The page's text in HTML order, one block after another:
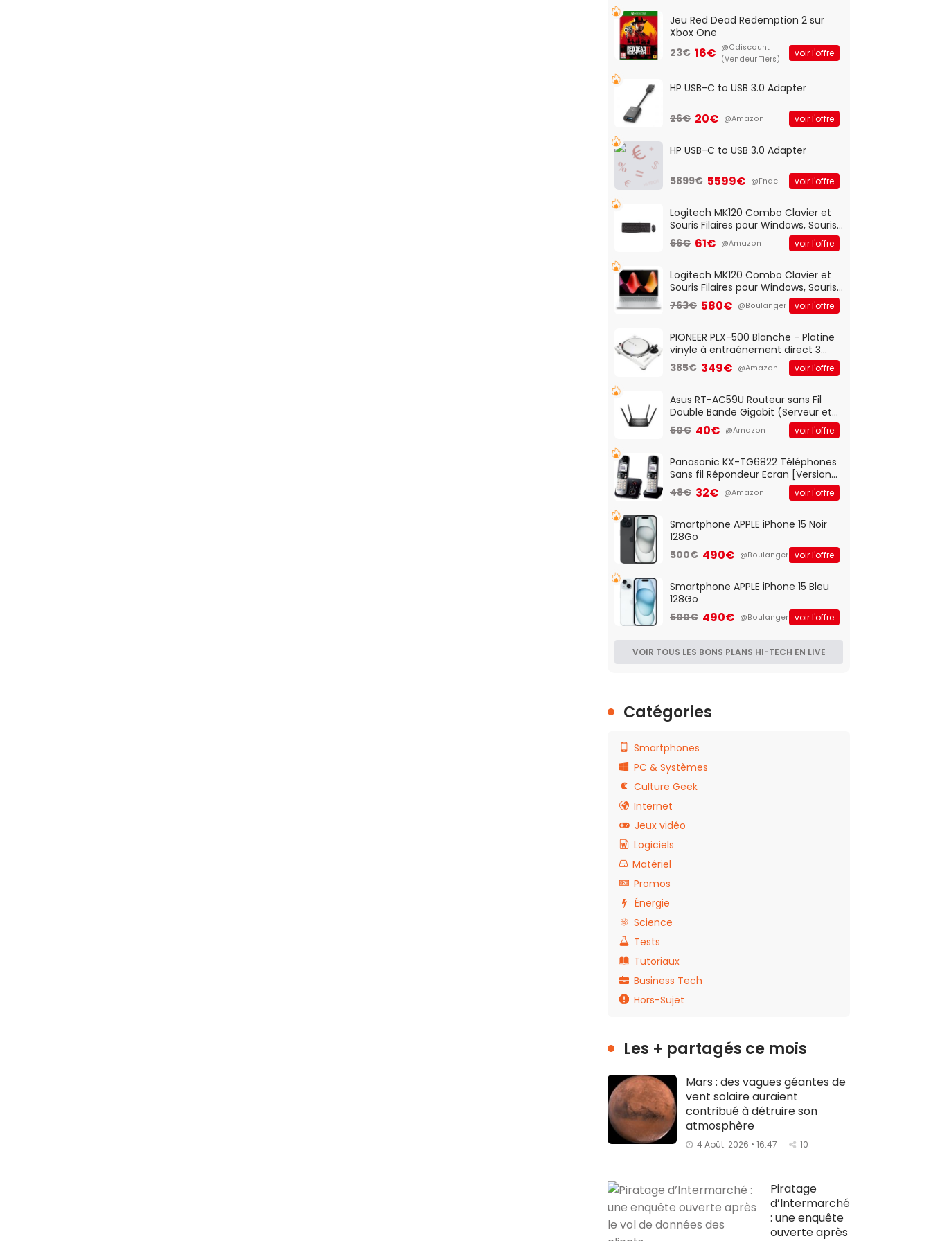
Jeu Red Dead Redemption 2 sur
Xbox One
23€ 16€ @Cdiscount
(Vendeur Tiers)
voir l'offre
HP USB-C to USB 3.0 Adapter
26€ 20€ @Amazon voir l'offre
HP USB-C to USB 3.0 Adapter
5899€ 5599€ @Fnac voir l'offre
Logitech MK120 Combo Clavier et
Souris Filaires pour Windows, Souris
Optique Filaire, Connexion USB Plug
And Play, Confortable, Taille
QWERTY UK - Noir
66€ 61€ @Amazon voir l'offre
Logitech MK120 Combo Clavier et
Souris Filaires pour Windows, Souris
Optique Filaire, Connexion USB Plug
And Play, Confortable, Taille
QWERTY UK - Noir
763€ 580€ @Boulanger voir l'offre
PIONEER PLX-500 Blanche - Platine
vinyle à entraénement direct 3
vitesses (33-45-78 trs/min) avec
pre-ampli intégré et port USB
385€ 349€ @Amazon voir l'offre
Asus RT-AC59U Routeur sans Fil
Double Bande Gigabit (Serveur et
Client VPN, Triple Vlan, Mode Point
d'accès et Bridge, contrôle
50€ 40€ @Amazon voir l'offre
Panasonic KX-TG6822 Téléphones
Sans fil Répondeur Ecran [Version
Française]
48€ 32€ @Amazon voir l'offre
Smartphone APPLE iPhone 15 Noir
128Go
500€ 490€ @Boulanger voir l'offre
Smartphone APPLE iPhone 15 Bleu
128Go
500€ 490€ @Boulanger voir l'offre
VOIR TOUS LES BONS PLANS HI-TECH EN LIVE
Catégories
Smartphones
PC & Systèmes
Culture Geek
Internet
Jeux vidéo
Logiciels
Matériel
Promos
Énergie
Science
Tests
Tutoriaux
Business Tech
Hors-Sujet
Les + partagés ce mois
Mars : des vagues géantes de
vent solaire auraient
contribué à détruire son
atmosphère
4 Août. 2026 • 16:47 10
Piratage
d’Intermarché
: une enquête
ouverte après